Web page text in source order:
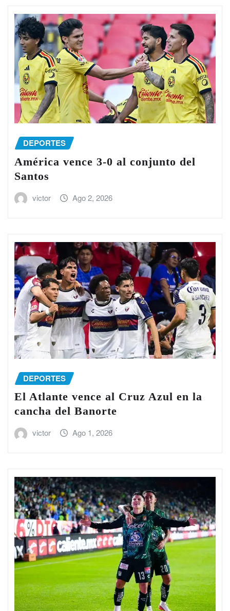
DEPORTES
América vence 3-0 al conjunto del
Santos
victor Ago 2, 2026
DEPORTES
El Atlante vence al Cruz Azul en la
cancha del Banorte
victor Ago 1, 2026